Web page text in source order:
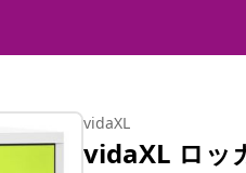
vidaXL
vidaXL ロッ